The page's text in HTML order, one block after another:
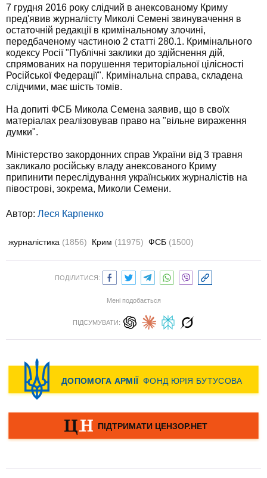
7 грудня 2016 року слідчий в анексованому Криму
пред'явив журналісту Миколі Семені звинувачення в
остаточній редакції в кримінальному злочині,
передбаченому частиною 2 статті 280.1. Кримінального
кодексу Росії "Публічні заклики до здійснення дій,
спрямованих на порушення територіальної цілісності
Російської Федерації". Кримінальна справа, складена
слідчими, має шість томів.
На допиті ФСБ Микола Семена заявив, що в своїх
матеріалах реалізовував право на "вільне вираження
думки".
Міністерство закордонних справ України від 3 травня
закликало російську владу анексованого Криму
припинити переслідування українських журналістів на
півострові, зокрема, Миколи Семени.
Автор: Леся Карпенко
журналістика (1856) Крим (11975) ФСБ (1500)
ПОДІЛИТИСЯ:
Мені подобається
ПІДСУМУВАТИ: